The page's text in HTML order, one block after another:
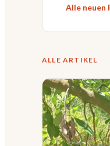
Alle neuen
ALLE ARTIKEL